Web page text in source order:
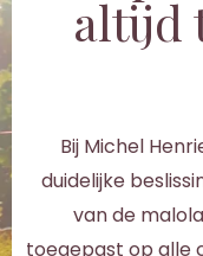
altijd
Bij Michel
duidelijke
van de
toegepast op alle